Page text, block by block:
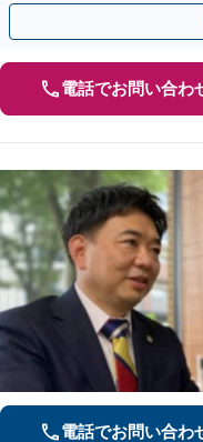
電話でお問い合わ
電話でお問い合わ